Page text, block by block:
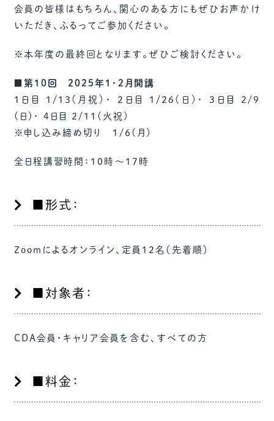
会員の皆様はもちろん、関心のある方にもぜひお声かけ
いただき、ふるってご参加ください。
※本年度の最終回となります。ぜひご検討ください。
■第10回 2025年1・2月開講
1日目 1/13(月祝)・ 2日目 1/26(日)・ 3日目 2/9
(日)・ 4日目 2/11(火祝)
※申し込み締め切り 1/6(月)
全日程講習時間：10時～17時
■形式：
Zoomによるオンライン、定員12名（先着順）
■対象者：
CDA会員・キャリア会員を含む、すべての方
■料金：